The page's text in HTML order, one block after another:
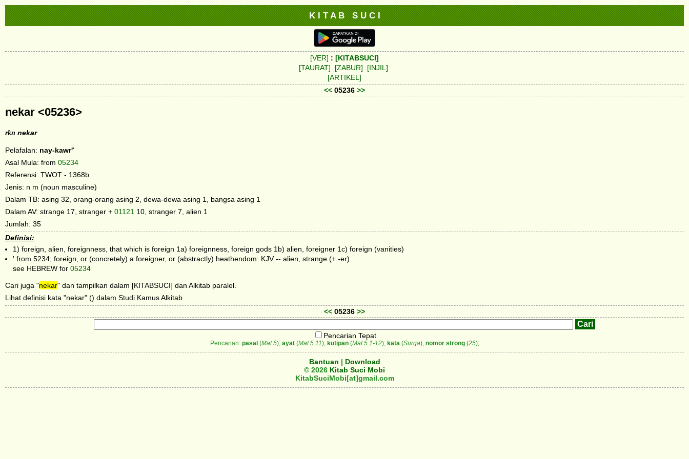
K I T A B S U C I
[VER] : [KITABSUCI]
[TAURAT]
[ZABUR]
[INJIL]
[ARTIKEL]
<< 05236 >>
nekar <05236>
rkn nekar
Pelafalan: nay-kawr''
Asal Mula: from 05234
Referensi: TWOT - 1368b
Jenis: n m (noun masculine)
Dalam TB: asing 32, orang-orang asing 2, dewa-dewa asing 1, bangsa asing 1
Dalam AV: strange 17, stranger + 01121 10, stranger 7, alien 1
Jumlah: 35
Definisi:
1) foreign, alien, foreignness, that which is foreign 1a) foreignness, foreign gods 1b) alien, foreigner 1c) foreign (vanities)
' from 5234; foreign, or (concretely) a foreigner, or (abstractly) heathendom: KJV -- alien, strange (+ -er).
see HEBREW for 05234
Cari juga "nekar" dan tampilkan dalam [KITABSUCI] dan Alkitab paralel.
Lihat definisi kata "nekar" () dalam Studi Kamus Alkitab
<< 05236 >>
Pencarian Tepat
Pencarian: pasal (Mat 5); ayat(Mat 5:11); kutipan(Mat 5:1-12); kata(Surga); nomor strong(25);
Bantuan | Download
© 2026 Kitab Suci Mobi
KitabSuciMobi[at]gmail.com